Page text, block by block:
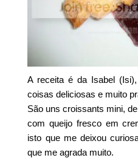
A receita é da Isabel
coisas deliciosas e muito
São uns croissants mini,
com queijo fresco em
isto que me deixou
que me agrada muito.